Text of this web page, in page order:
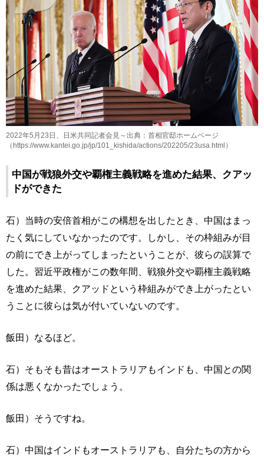
2022年5月23日、日米共同記者会見～出典：首相官邸ホームページ
（https://www.kantei.go.jp/jp/101_kishida/actions/202205/23usa.html）
中国が戦狼外交や覇権主義戦略を進めた結果、クアッ
ドができた
石）当時の安倍首相がこの構想を出したとき、中国はまっ
たく気にしていなかったのです。しかし、その枠組みが目
の前にでき上がってしまったということが、彼らの誤算で
した。習近平政権がこの数年間、戦狼外交や覇権主義戦略
を進めた結果、クアッドという枠組みができ上がったとい
うことに彼らは気が付いていないのです。
飯田）なるほど。
石）そもそも昔はオーストラリアもインドも、中国との関
係は悪くなかったでしょう。
飯田）そうですね。
石）中国はインドもオーストラリアも、自分たちの方から